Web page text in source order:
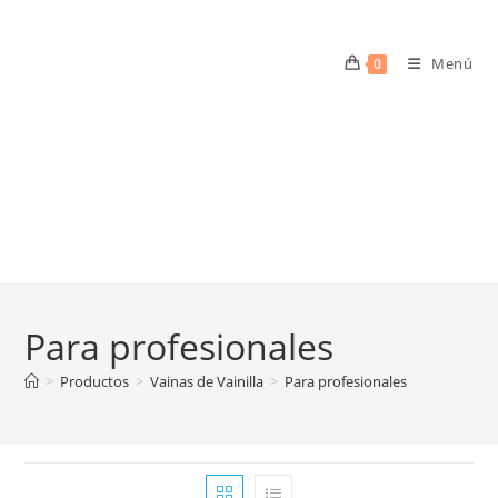
0 Menú
Para profesionales
> Productos > Vainas de Vainilla > Para profesionales